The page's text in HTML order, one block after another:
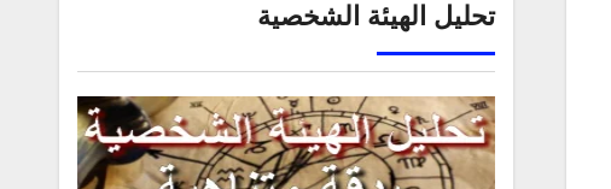
تحليل الهيئة الشخصية